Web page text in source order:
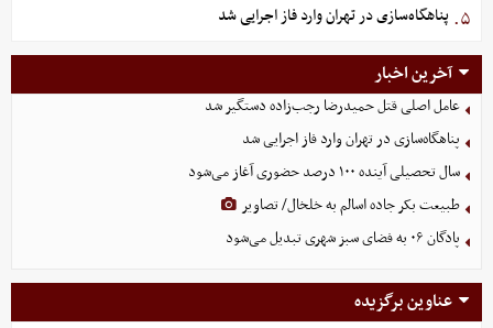
۵. پناهگاه‌سازی در تهران وارد فاز اجرایی شد
آخرین اخبار
عامل اصلی قتل حمیدرضا رجب‌زاده دستگیر شد
پناهگاه‌سازی در تهران وارد فاز اجرایی شد
سال تحصیلی آینده ۱۰۰ درصد حضوری آغاز می‌شود
طبیعت بکر جاده اسالم به خلخال/ تصاویر
پادگان ۰۶ به فضای سبز شهری تبدیل می‌شود
عناوین برگزیده